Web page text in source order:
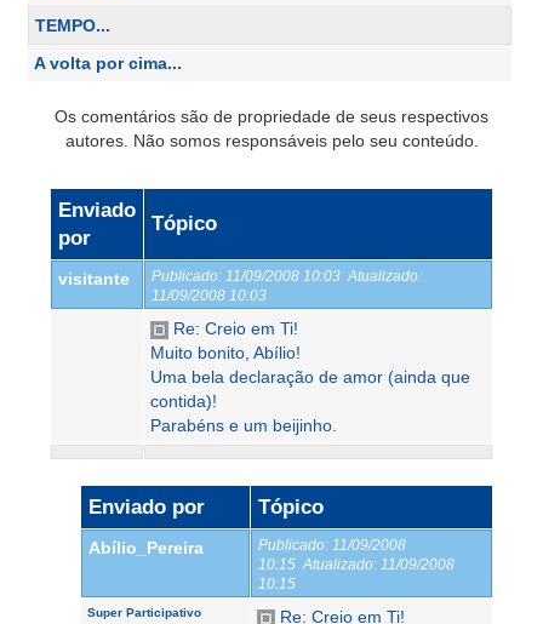
TEMPO...
A volta por cima...
Os comentários são de propriedade de seus respectivos
autores. Não somos responsáveis pelo seu conteúdo.
Enviado
por
Tópico
visitante Publicado: 11/09/2008 10:03 Atualizado:
11/09/2008 10:03
Re: Creio em Ti!
Muito bonito, Abílio!
Uma bela declaração de amor (ainda que
contida)!
Parabéns e um beijinho.
Enviado por Tópico
Abílio_Pereira Publicado: 11/09/2008
10:15 Atualizado: 11/09/2008
10:15
Super Participativo Re: Creio em Ti!